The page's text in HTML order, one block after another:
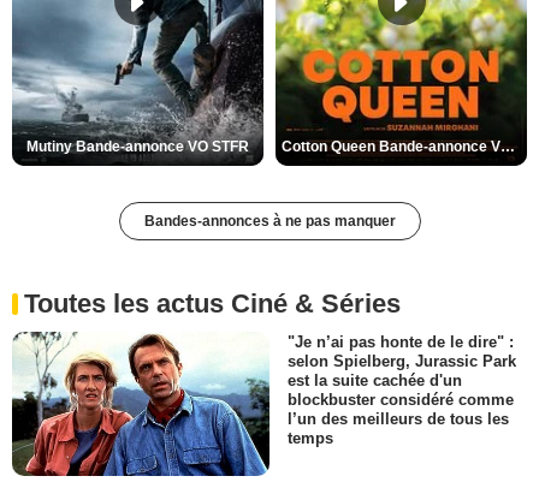
Mutiny Bande-annonce VO STFR Cotton Queen Bande-annonce VO STFR
Bandes-annonces à ne pas manquer
Toutes les actus Ciné & Séries
"Je n’ai pas honte de le dire" :
selon Spielberg, Jurassic Park
est la suite cachée d'un
blockbuster considéré comme
l’un des meilleurs de tous les
temps